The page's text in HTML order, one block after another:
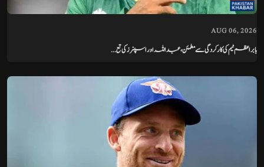
AUG 06, 2026
بابر اعظم ٹیم کی کارکردگی سے مطمئن، عبداللہ اور اسپنرز کی تع...